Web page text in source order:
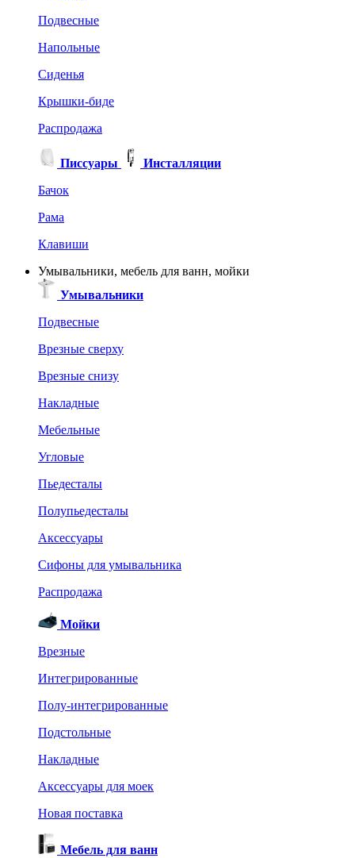
Подвесные
Напольные
Сиденья
Крышки-биде
Распродажа
Писсуары
Инсталляции
Бачок
Рама
Клавиши
Умывальники, мебель для ванн, мойки
Умывальники
Подвесные
Врезные сверху
Врезные снизу
Накладные
Мебельные
Угловые
Пьедесталы
Полупьедесталы
Аксессуары
Сифоны для умывальника
Распродажа
Мойки
Врезные
Интегрированные
Полу-интегрированные
Подстольные
Накладные
Аксессуары для моек
Новая поставка
Мебель для ванн